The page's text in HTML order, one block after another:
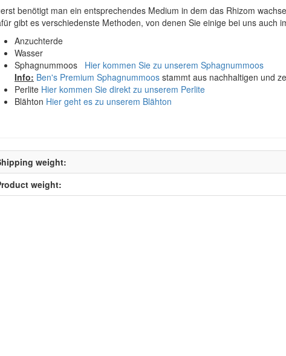
benötigt man ein entsprechendes Medium in dem das Rhizom
gibt es verschiedenste Methoden, von denen Sie einige bei uns auch
Anzuchterde
Wasser
Sphagnummoos Hier kommen Sie zu unserem Sphagnummoos
Info: Ben's Premium Sphagnummoos stammt aus nachhaltigen und
Perlite Hier kommen Sie direkt zu unserem Perlite
Blähton Hier geht es zu unserem Blähton
weight:
weight: